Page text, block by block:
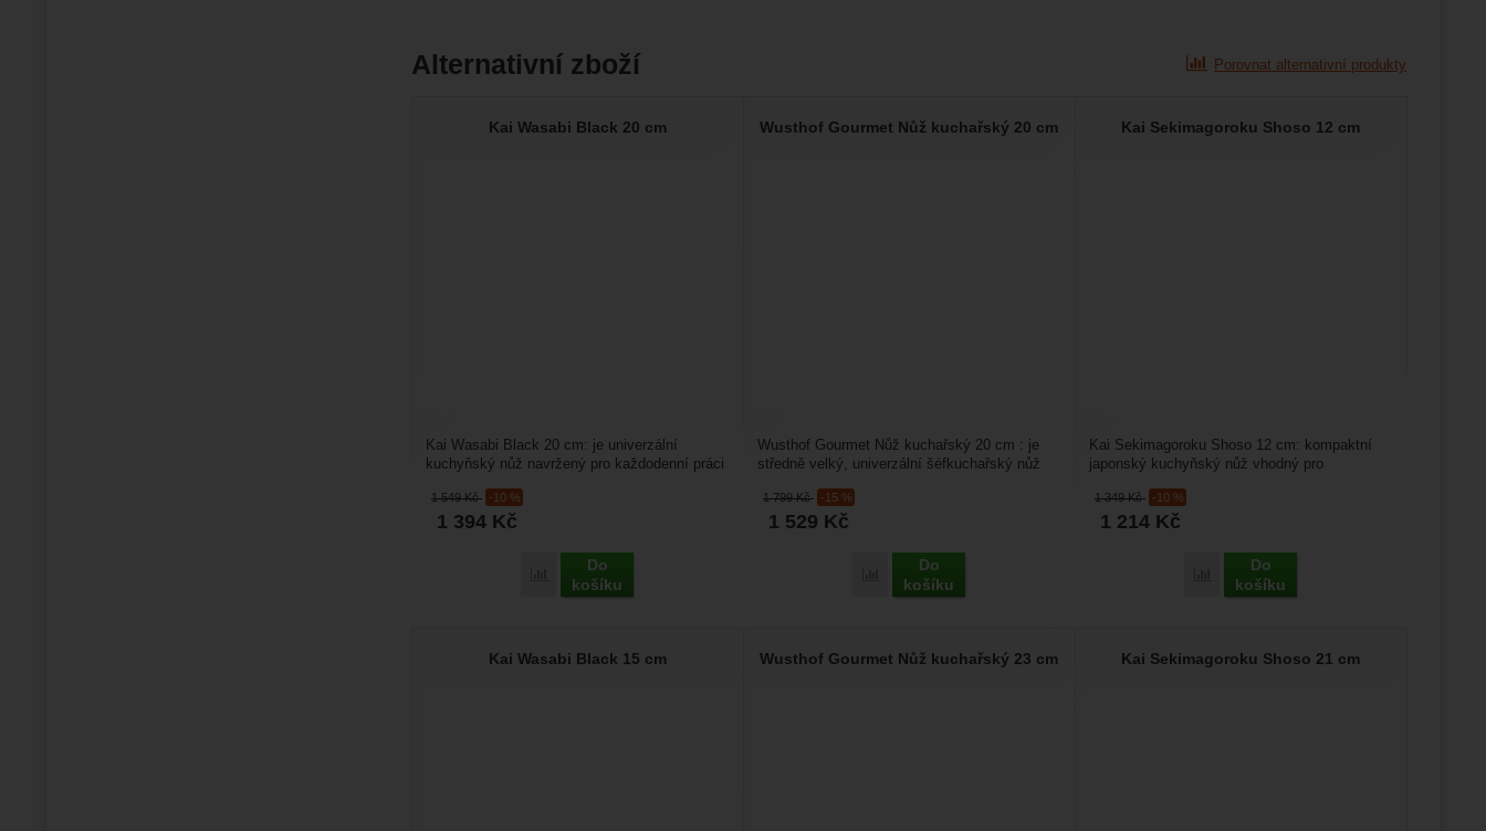
Alternativní zboží Porovnat alternativní produkty
Kai Wasabi Black 20 cm
1 549Kč -10 %
1 394 Kč
Porovnat
Do
košíku
Kai Wasabi Black 20 cm: je univerzální
kuchyňský nůž navržený pro každodenní práci
Wusthof Gourmet Nůž kuchařský 20 cm
1 799Kč -15 %
1 529 Kč
Porovnat
Do
košíku
Wusthof Gourmet Nůž kuchařský 20 cm : je
středně velký, univerzální šéfkuchařský nůž
Kai Sekimagoroku Shoso 12 cm
1 349Kč -10 %
1 214 Kč
Porovnat
Do
košíku
Kai Sekimagoroku Shoso 12 cm: kompaktní
japonský kuchyňský nůž vhodný pro
Kai Wasabi Black 15 cm Wusthof Gourmet Nůž kuchařský 23 cm Kai Sekimagoroku Shoso 21 cm